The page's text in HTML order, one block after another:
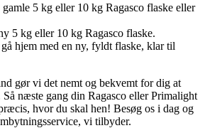
5 kg eller 10 kg Ragasco flaske eller
5 kg eller 10 kg Ragasco flaske.
hjem med en ny, fyldt flaske, klar til
gør vi det nemt og bekvemt for dig at
Så næste gang din Ragasco eller Primalight
hvor du skal hen! Besøg os i dag og
vi tilbyder.